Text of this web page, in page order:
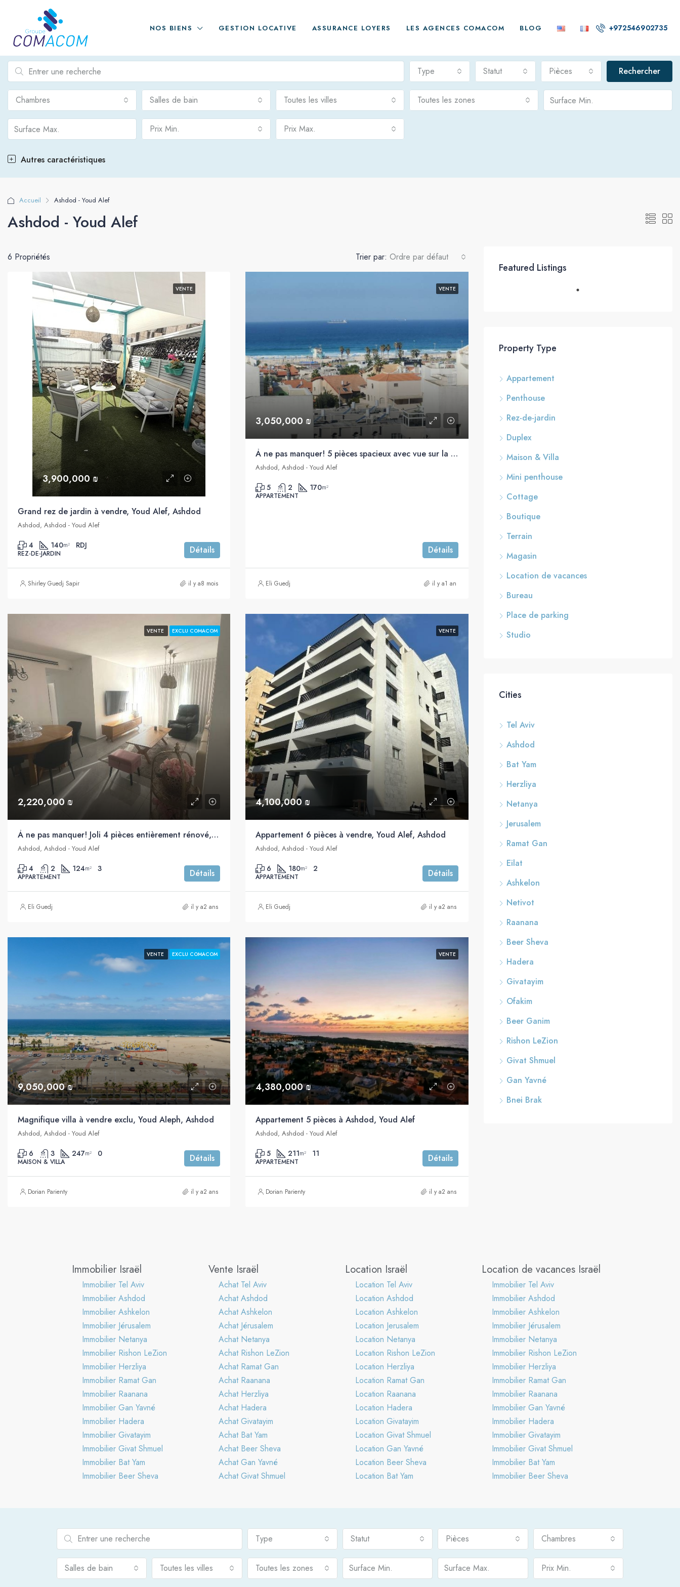
NOS BIENS GESTION LOCATIVE ASSURANCE LOYERS LES AGENCES COMACOM BLOG +972546902735
Type Statut Pièces Rechercher
Chambres Salles de bain Toutes les villes Toutes les zones
Prix Min. Prix Max.
Autres caractéristiques
Accueil Ashdod - Youd Alef
Ashdod - Youd Alef
6 Propriétés Trier par: Ordre par défaut
VENTE
3,900,000 ₪
Grand rez de jardin à vendre, Youd Alef, Ashdod
Ashdod, Ashdod - Youd Alef
4 140m² RDJ
REZ-DE-JARDIN Détails
Shirley Guedj Sapir il y a8 mois
VENTE
3,050,000 ₪
À ne pas manquer! 5 pièces spacieux avec vue sur la mer, à vendre, Youd Alef, Ashdod
Ashdod, Ashdod - Youd Alef
5 2 170m²
APPARTEMENT
Détails
Eli Guedj il y a1 an
VENTE EXCLU COMACOM
2,220,000 ₪
À ne pas manquer! Joli 4 pièces entièrement rénové, vue sur la mer, à Vendre, Youd Alef, Ashdod
Ashdod, Ashdod - Youd Alef
4 2 124m² 3
APPARTEMENT Détails
Eli Guedj il y a2 ans
VENTE
4,100,000 ₪
Appartement 6 pièces à vendre, Youd Alef, Ashdod
Ashdod, Ashdod - Youd Alef
6 180m² 2
APPARTEMENT Détails
Eli Guedj il y a2 ans
VENTE EXCLU COMACOM
9,050,000 ₪
Magnifique villa à vendre exclu, Youd Aleph, Ashdod
Ashdod, Ashdod - Youd Alef
6 3 247m² 0
MAISON & VILLA Détails
Dorian Parienty il y a2 ans
VENTE
4,380,000 ₪
Appartement 5 pièces à Ashdod, Youd Alef
Ashdod, Ashdod - Youd Alef
5 211m² 11
APPARTEMENT Détails
Dorian Parienty il y a2 ans
Featured Listings
Property Type
Appartement
Penthouse
Rez-de-jardin
Duplex
Maison & Villa
Mini penthouse
Cottage
Boutique
Terrain
Magasin
Location de vacances
Bureau
Place de parking
Studio
Cities
Tel Aviv
Ashdod
Bat Yam
Herzliya
Netanya
Jerusalem
Ramat Gan
Eilat
Ashkelon
Netivot
Raanana
Beer Sheva
Hadera
Givatayim
Ofakim
Beer Ganim
Rishon LeZion
Givat Shmuel
Gan Yavné
Bnei Brak
Immobilier Israël
Immobilier Tel Aviv
Immobilier Ashdod
Immobilier Ashkelon
Immobilier Jérusalem
Immobilier Netanya
Immobilier Rishon LeZion
Immobilier Herzliya
Immobilier Ramat Gan
Immobilier Raanana
Immobilier Gan Yavné
Immobilier Hadera
Immobilier Givatayim
Immobilier Givat Shmuel
Immobilier Bat Yam
Immobilier Beer Sheva
Vente Israël
Achat Tel Aviv
Achat Ashdod
Achat Ashkelon
Achat Jérusalem
Achat Netanya
Achat Rishon LeZion
Achat Ramat Gan
Achat Raanana
Achat Herzliya
Achat Hadera
Achat Givatayim
Achat Bat Yam
Achat Beer Sheva
Achat Gan Yavné
Achat Givat Shmuel
Location Israël
Location Tel Aviv
Location Ashdod
Location Ashkelon
Location Jerusalem
Location Netanya
Location Rishon LeZion
Location Herzliya
Location Ramat Gan
Location Raanana
Location Hadera
Location Givatayim
Location Givat Shmuel
Location Gan Yavné
Location Beer Sheva
Location Bat Yam
Location de vacances Israël
Immobilier Tel Aviv
Immobilier Ashdod
Immobilier Ashkelon
Immobilier Jérusalem
Immobilier Netanya
Immobilier Rishon LeZion
Immobilier Herzliya
Immobilier Ramat Gan
Immobilier Raanana
Immobilier Gan Yavné
Immobilier Hadera
Immobilier Givatayim
Immobilier Givat Shmuel
Immobilier Bat Yam
Immobilier Beer Sheva
Type Statut Pièces Chambres
Salles de bain Toutes les villes Toutes les zones Prix Min.